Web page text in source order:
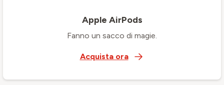
Apple AirPods
Fanno un sacco di magie.
Acquista ora